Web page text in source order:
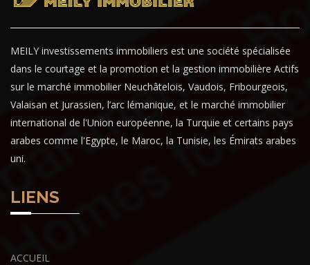
MEILY investissements immobiliers est une société spécialisée
dans le courtage et la promotion et la gestion immobilière Actifs
sur le marché immobilier Neuchâtelois, Vaudois, Fribourgeois,
Valaisan et Jurassien, l’arc lémanique, et le marché immobilier
international de l'Union européenne, la Turquie et certains pays
arabes comme l'Egypte, le Maroc, la Tunisie, les Émirats arabes
uni.
LIENS
ACCUEIL